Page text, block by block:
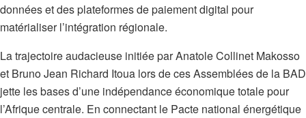
données et des plateformes de paiement digital pour
matérialiser l’intégration régionale.
La trajectoire audacieuse initiée par Anatole Collinet Makosso
et Bruno Jean Richard Itoua lors de ces Assemblées de la BAD
jette les bases d’une indépendance économique totale pour
l’Afrique centrale. En connectant le Pacte national énergétique